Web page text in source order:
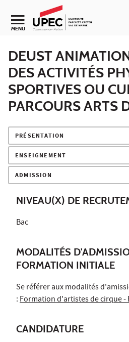
Aller au contenu
Navigation secondaire
MENU
DEUST
DES ACTIVITÉS
SPORTIVES OU
PARCOURS ARTS
PRÉSENTATION
ENSEIGNEMENT
ADMISSION
NIVEAU(X) DE
Bac
MODALITÉS
FORMATION INITIALE
Se référer aux modalités
:Formation d'artistes de cirque -
CANDIDATURE